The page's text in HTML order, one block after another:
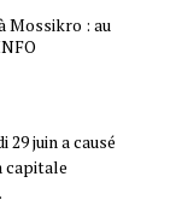
Mossikro : au
juin a causé
capitale